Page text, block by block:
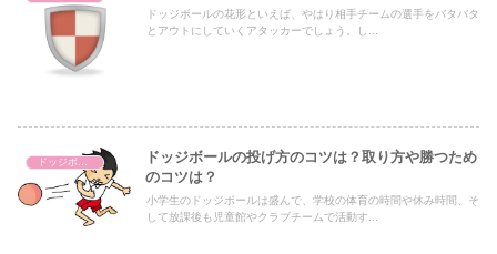
ドッジボールの花形といえば、やはり相手チームの選手をバタバタ
とアウトにしていくアタッカーでしょう。し...
ドッジボールの投げ方のコツは？取り方や勝つため
のコツは？
小学生のドッジボールは盛んで、学校の体育の時間や休み時間、そ
して放課後も児童館やクラブチームで活動す...